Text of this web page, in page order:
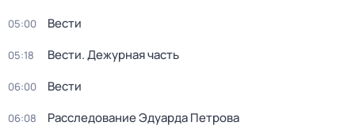
05:00 Вести
05:18 Вести. Дежурная часть
06:00 Вести
06:08 Расследование Эдуарда Петрова